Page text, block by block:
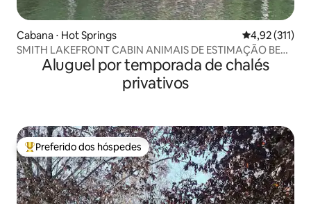
Cabana ⋅ Hot Springs 4,92 de uma
4,92 (311)
SMITH LAKEFRONT CABIN ANIMAIS DE ESTIMAÇÃO BEM-
VINDOS (taxa pequena)
Aluguel por temporada de chalés
privativos
Entre os melhores preferidos dos hóspedes
Preferido dos hóspedes